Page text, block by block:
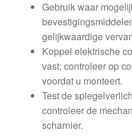
Gebruik waar
gelijkwaardige
Koppel elektrische
vast; controleer op
voordat u monteert.
Test de
controleer de
scharnier.